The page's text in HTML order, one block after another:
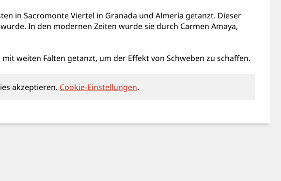
in Sacromonte Viertel in Granada und Almería getanzt. Dieser
In den modernen Zeiten wurde sie durch Carmen Amaya,
weiten Falten getanzt, um der Effekt von Schweben zu schaffen.
akzeptieren. Cookie-Einstellungen.